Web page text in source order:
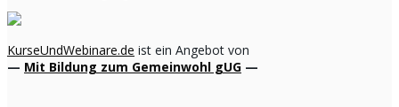
KurseUndWebinare.de ist ein Angebot von
— Mit Bildung zum Gemeinwohl gUG —